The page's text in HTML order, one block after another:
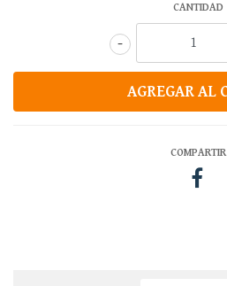
CANTIDAD
-
COMPARTIR